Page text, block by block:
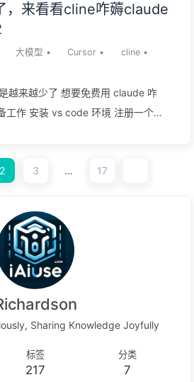
后，我发现Cline **- 一个免费的
，来看看cline咋薅claude
大模型 • Cursor • cline •
越来越少了 想要免费用 claude 咋
下角会出现一个图标，通过它登录。登
和 4o，到这一步就可以了，如
那我们继续。 安装 cline 插件同样地，
似的，也可以安装 roo code 插件。安
cline 的图标，如图： 点击以后，在它
轮。 选择API Provider 为 VS Code
语言模型。 设置完成，点击 Done。回
码逻辑。 提示是否同意看下它的结果让
探索，后续可能会考虑出一期关于
2 3 … 17
Sharing Knowledge Joyfully
标签
217
分类
7